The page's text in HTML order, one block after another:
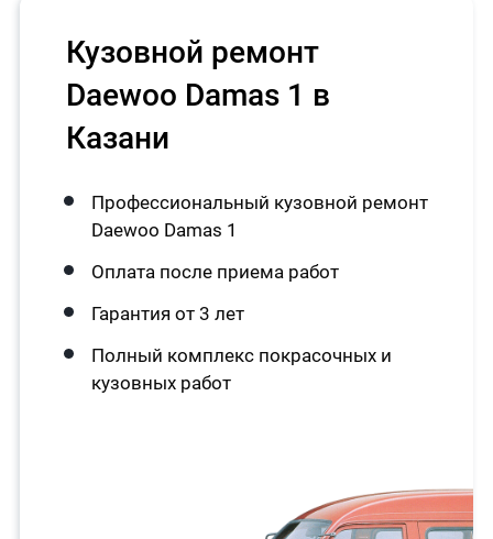
Кузовной ремонт
Daewoo Damas 1 в
Казани
Профессиональный кузовной ремонт
Daewoo Damas 1
Оплата после приема работ
Гарантия от 3 лет
Полный комплекс покрасочных и
кузовных работ